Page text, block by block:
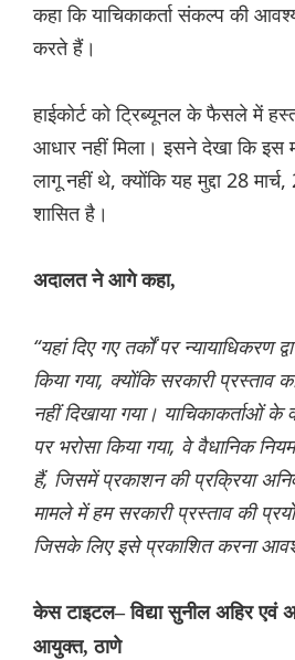
कहा कि याचिकाकर्ता संकल्प की
करते हैं।
हाईकोर्ट को ट्रिब्यूनल के फैसले में
आधार नहीं मिला। इसने देखा कि
लागू नहीं थे, क्योंकि यह मुद्दा 28
शासित है।
अदालत ने आगे कहा,
“यहां दिए गए तर्कों पर न्यायाधिकरण
किया गया, क्योंकि सरकारी प्रस्ताव
नहीं दिखाया गया। याचिकाकर्ताओं के
पर भरोसा किया गया, वे वैधानिक
हैं, जिसमें प्रकाशन की प्रक्रिया
मामले में हम सरकारी प्रस्ताव की
जिसके लिए इसे प्रकाशित करना
केस टाइटल– विद्या सुनील अहिर एवं
आयुक्त, ठाणे